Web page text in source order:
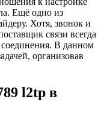
Ещё одно из
Хотя, звонок и
связи всегда
В данном
организовав
l2tp в